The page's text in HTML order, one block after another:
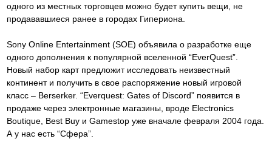
одного из местных торговцев можно будет купить вещи, не
продававшиеся ранее в городах Гипериона.
Sony Online Entertainment (SOE) объявила о разработке еще
одного дополнения к популярной вселенной “EverQuest”.
Новый набор карт предложит исследовать неизвестный
континент и получить в свое распоряжение новый игровой
класс – Berserker. “Everquest: Gates of Discord” появится в
продаже через электронные магазины, вроде Electronics
Boutique, Best Buy и Gamestop уже вначале февраля 2004 года.
А у нас есть “Сфера”.